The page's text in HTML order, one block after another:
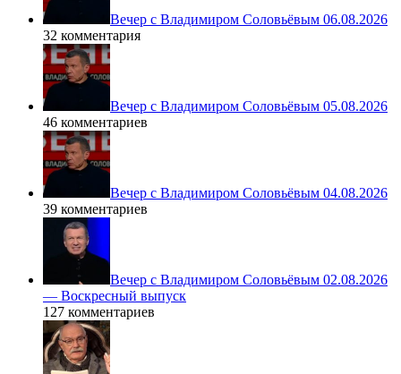
Вечер с Владимиром Соловьёвым 06.08.2026
32 комментария
Вечер с Владимиром Соловьёвым 05.08.2026
46 комментариев
Вечер с Владимиром Соловьёвым 04.08.2026
39 комментариев
Вечер с Владимиром Соловьёвым 02.08.2026
— Воскресный выпуск
127 комментариев